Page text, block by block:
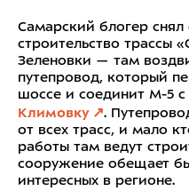
Самарский блогер снял
строительство трассы
Зеленовки — там
путепровод, который
шоссе и соединит М-5 с
Климовку
.
от всех трасс, и мало
работы там ведут
сооружение обещает
интересных в регионе.